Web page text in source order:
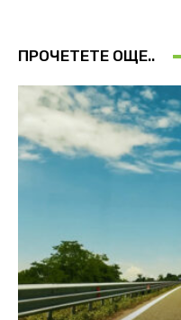
ПРОЧЕТЕТЕ ОЩЕ..